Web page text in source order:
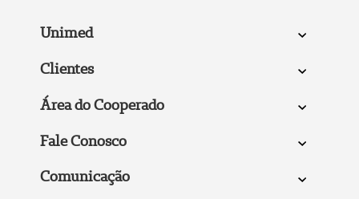
Unimed
Clientes
Área do Cooperado
Fale Conosco
Comunicação